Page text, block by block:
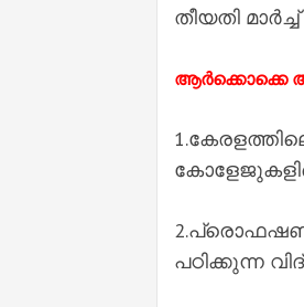
തീയതി
ആർക്കൊക്കെ
പഠിക്കുന്ന